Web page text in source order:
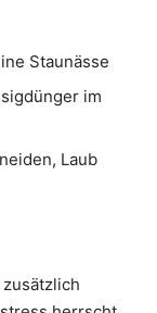
Staunässe
im
Laub